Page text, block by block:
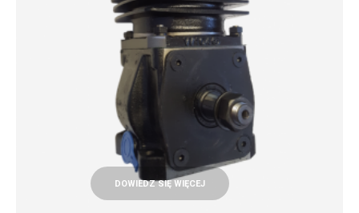
DOWIEDZ SIĘ WIĘCEJ